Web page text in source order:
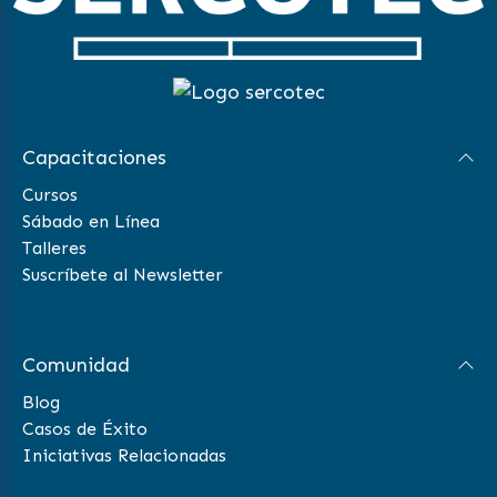
Capacitaciones
Cursos
Sábado en Línea
Talleres
Suscríbete al Newsletter
Comunidad
Blog
Casos de Éxito
Iniciativas Relacionadas